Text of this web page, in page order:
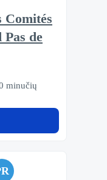
Comités
de
minučių